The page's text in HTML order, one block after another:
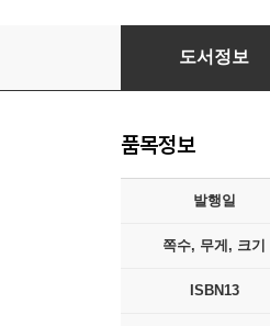
사장의 탄생
도서정보
품목정보
발행일
쪽수, 무게, 크기
ISBN13